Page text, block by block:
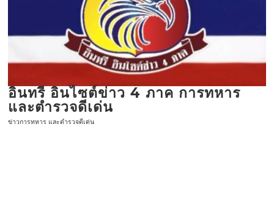
อินทรี อินไซต์ข่าว 4 ภาค การทหาร
และตำรวจดีเด่น
ข่าวการทหาร และตำรวจดีเด่น